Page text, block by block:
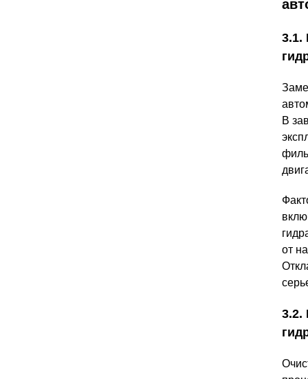
3.1.
В
от
3.2.